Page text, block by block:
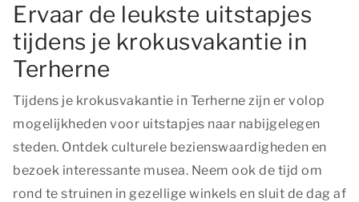
Ervaar de leukste uitstapjes
tijdens je krokusvakantie in
Terherne
Tijdens je krokusvakantie in Terherne zijn er volop
mogelijkheden voor uitstapjes naar nabijgelegen
steden. Ontdek culturele bezienswaardigheden en
bezoek interessante musea. Neem ook de tijd om
rond te struinen in gezellige winkels en sluit de dag af